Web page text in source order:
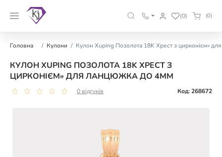
(0) (0)
Головна Кулони Кулон Xuping Позолота 18K Хрест з цирконієм»
КУЛОН XUPING ПОЗОЛОТА 18K ХРЕСТ З
ЦИРКОНІЄМ» ДЛЯ ЛАНЦЮЖКА ДО 4ММ
0 відгуків Код: 268672